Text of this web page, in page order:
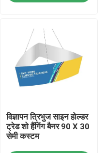
विज्ञापन त्रिभुज साइन होल्डर
ट्रेड शो हैंगिंग बैनर 90 X 30
सेमी कस्टम